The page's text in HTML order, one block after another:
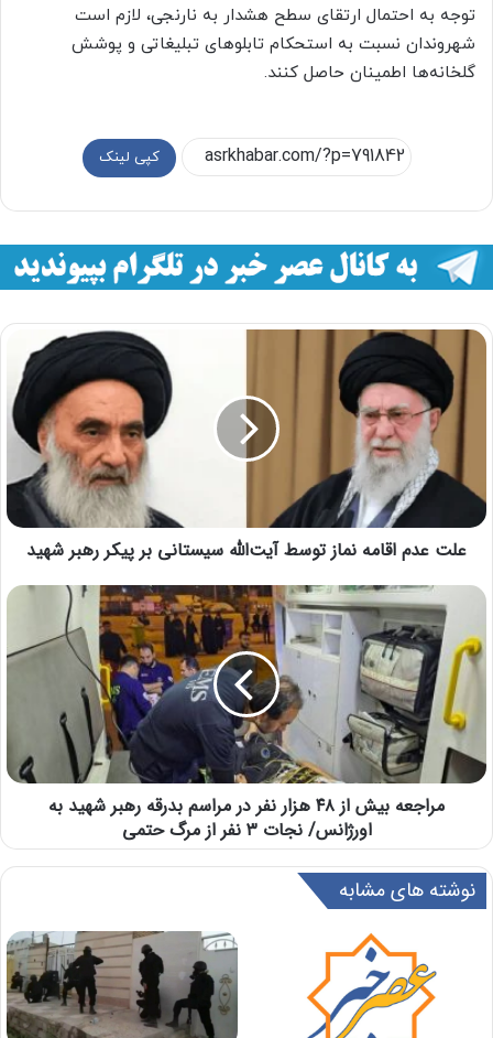
توجه به احتمال ارتقای سطح هشدار به نارنجی، لازم است
شهروندان نسبت به استحکام تابلوهای تبلیغاتی و پوشش
گلخانه‌ها اطمینان حاصل کنند.
کپی لینک
علت عدم اقامه نماز توسط آیت‌الله سیستانی بر پیکر رهبر شهید
مراجعه بیش از ۴۸ هزار نفر در مراسم بدرقه رهبر شهید به
اورژانس/ نجات ۳ نفر از مرگ حتمی
نوشته های مشابه